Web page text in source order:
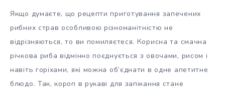
Якщо думаєте, що рецепти приготування запечених
рибних страв особливою різноманітністю не
відрізняються, то ви помиляєтеся. Корисна та смачна
річкова риба відмінно поєднується з овочами, рисом і
навіть горіхами, які можна об’єднати в одне апетитне
блюдо. Так, короп в рукаві для запікання стане